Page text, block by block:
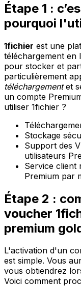
Étape 1 :
pourquoi
1fichier est une
téléchargement en
pour stocker et
particulièrement
téléchargementet
un compte
utiliser 1fichier ?
Stockage
Support des
utilisateurs
Service client
Premium par
Étape 2 :
voucher
premium
L'activation d'un
est simple. Vous
vous obtiendrez
Voici comment